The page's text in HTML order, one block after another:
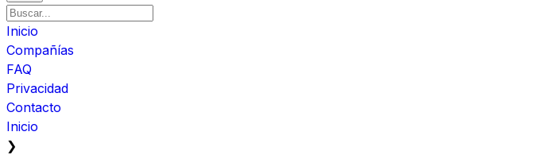
Inicio
Compañías
FAQ
Privacidad
Contacto
Inicio
❯